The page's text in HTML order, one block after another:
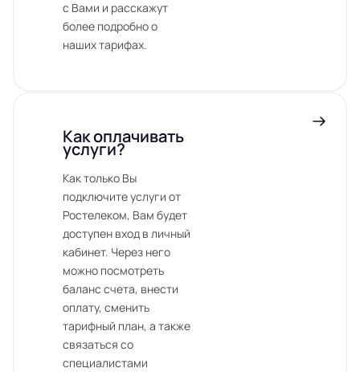
с Вами и расскажут
более подробно о
наших тарифах.
Как оплачивать
услуги?
Как только Вы
подключите услуги от
Ростелеком, Вам будет
доступен вход в личный
кабинет. Через него
можно посмотреть
баланс счета, внести
оплату, сменить
тарифный план, а также
связаться со
специалистами